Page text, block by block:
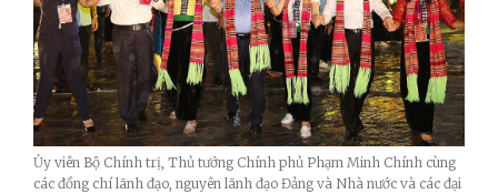
Ủy viên Bộ Chính trị, Thủ tướng Chính phủ Phạm Minh Chính cùng
các đồng chí lãnh đạo, nguyên lãnh đạo Đảng và Nhà nước và các đại